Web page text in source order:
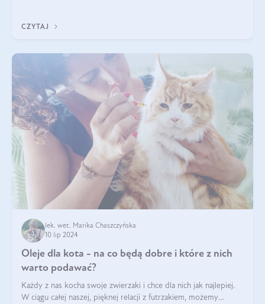
CZYTAJ
lek. wet. Marika Chaszczyńska
10 lip 2024
Oleje dla kota - na co będą dobre i które z nich
warto podawać?
Każdy z nas kocha swoje zwierzaki i chce dla nich jak najlepiej.
W ciągu całej naszej, pięknej relacji z futrzakiem, możemy